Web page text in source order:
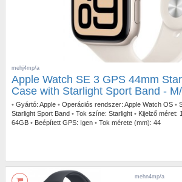
mehj4mp/a
Apple Watch SE 3 GPS 44mm
Case with Starlight Sport Band -
• Gyártó: Apple • Operációs rendszer: Apple Watch OS •
Starlight Sport Band • Tok színe: Starlight • Kijelző méret:
64GB • Beépített GPS: Igen • Tok mérete (mm): 44
mehn4mp/a